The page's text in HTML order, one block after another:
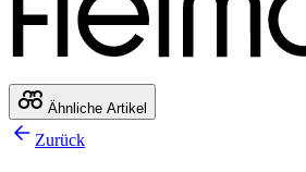
Ähnliche Artikel
Zurück